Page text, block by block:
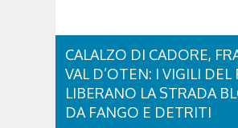
CALALZO DI CADORE,
VAL D’OTEN: I VIGILI DEL
LIBERANO LA STRADA
DA FANGO E DETRITI